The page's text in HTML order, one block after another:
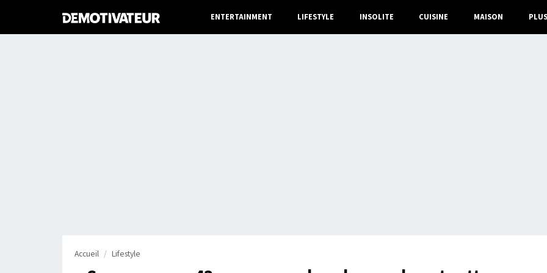
ENTERTAINMENT LIFESTYLE INSOLITE CUISINE MAISON PLUS
Accueil Lifestyle